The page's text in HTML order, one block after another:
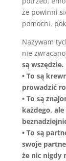
że powinni
pomocni,
Nazywam
nie
są wszędzie.
• To są
prowadzić
• To są
każdego,
• To są
swoje
że nic nigdy